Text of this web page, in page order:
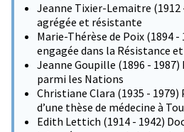
Jeanne Tixier-Lemaitre (1912
agrégée et résistante
Marie-Thérèse de Poix (1894
engagée dans la Résistance
Jeanne Goupille (1896 -
parmi les Nations
Christiane Clara (1935 -
d’une thèse de médecine à
Edith Lettich (1914 - 1942)